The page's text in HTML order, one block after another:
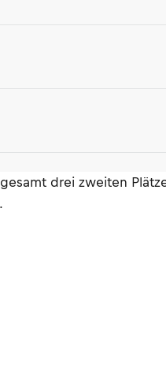
drei zweiten